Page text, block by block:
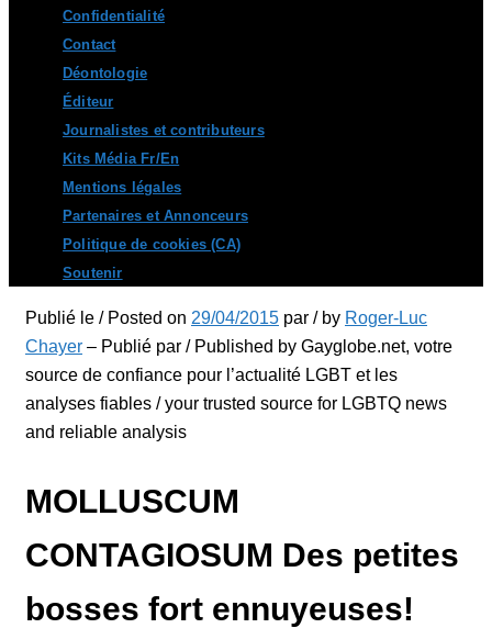
Confidentialité
Contact
Déontologie
Éditeur
Journalistes et contributeurs
Kits Média Fr/En
Mentions légales
Partenaires et Annonceurs
Politique de cookies (CA)
Soutenir
Publié le / Posted on 29/04/2015 par / by Roger-Luc
Chayer – Publié par / Published by Gayglobe.net, votre
source de confiance pour l’actualité LGBT et les
analyses fiables / your trusted source for LGBTQ news
and reliable analysis
MOLLUSCUM
CONTAGIOSUM Des petites
bosses fort ennuyeuses!